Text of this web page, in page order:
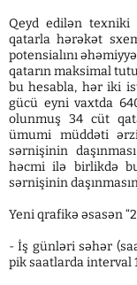
Qeyd edilən texniki
qatarla hərəkət
potensialını
qatarın maksimal
bu hesabla, hər iki
gücü eyni vaxtda
olunmuş 34 cüt
ümumi müddəti
sərnişinin
həcmi ilə birlikdə
sərnişinin
Yeni qrafikə əsasən
- İş günləri səhər
pik saatlarda interval